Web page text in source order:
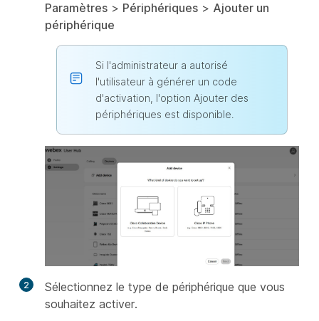
Paramètres > Périphériques > Ajouter un
périphérique
Si l'administrateur a autorisé
l'utilisateur à générer un code
d'activation, l'option Ajouter des
périphériques est disponible.
2
Sélectionnez le type de périphérique que vous
souhaitez activer.